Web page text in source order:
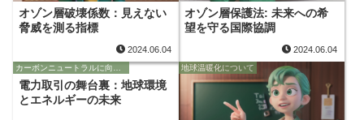
オゾン層破壊係数：見えない
脅威を測る指標
2024.06.04
オゾン層保護法: 未来への希
望を守る国際協調
2024.06.04
電力取引の舞台裏：地球環境
とエネルギーの未来
地球温暖化について